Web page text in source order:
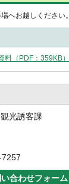
へお越しください。
料（PDF：359KB）
光誘客課